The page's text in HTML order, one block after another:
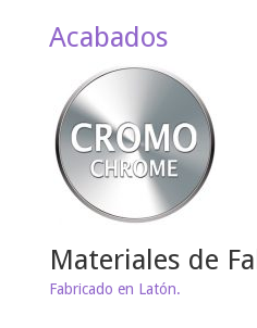
Acabados
Materiales de
Fabricado en Latón.